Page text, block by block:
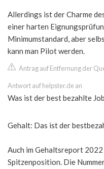
Allerdings ist der Charme
einer harten
Minimumstandard, aber
kann man Pilot werden.
Antrag auf Entfernung der
Antwort auf helpster.de an
Was ist der best bezahlte
Gehalt: Das ist der
Auch im Gehaltsreport
Spitzenposition. Die